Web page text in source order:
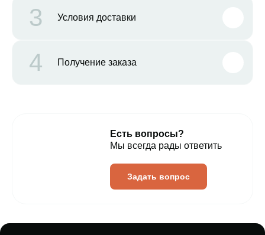
3 Условия доставки
4 Получение заказа
Есть вопросы?
Мы всегда рады ответить
Задать вопрос